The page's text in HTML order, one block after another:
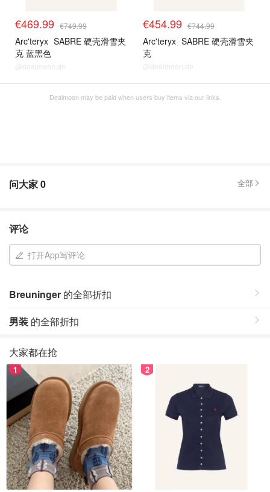
€469.99 €749.99
Arc'teryx SABRE 硬壳滑雪夹
克 蓝黑色
@dealmoon.de
€454.99 €744.99
Arc'teryx SABRE 硬壳滑雪夹
克
@dealmoon.de
Dealmoon may be paid when users buy items via our links.
问大家0 全部
评论
打开App写评论
Breuninger 的全部折扣
男装 的全部折扣
大家都在抢
1 2